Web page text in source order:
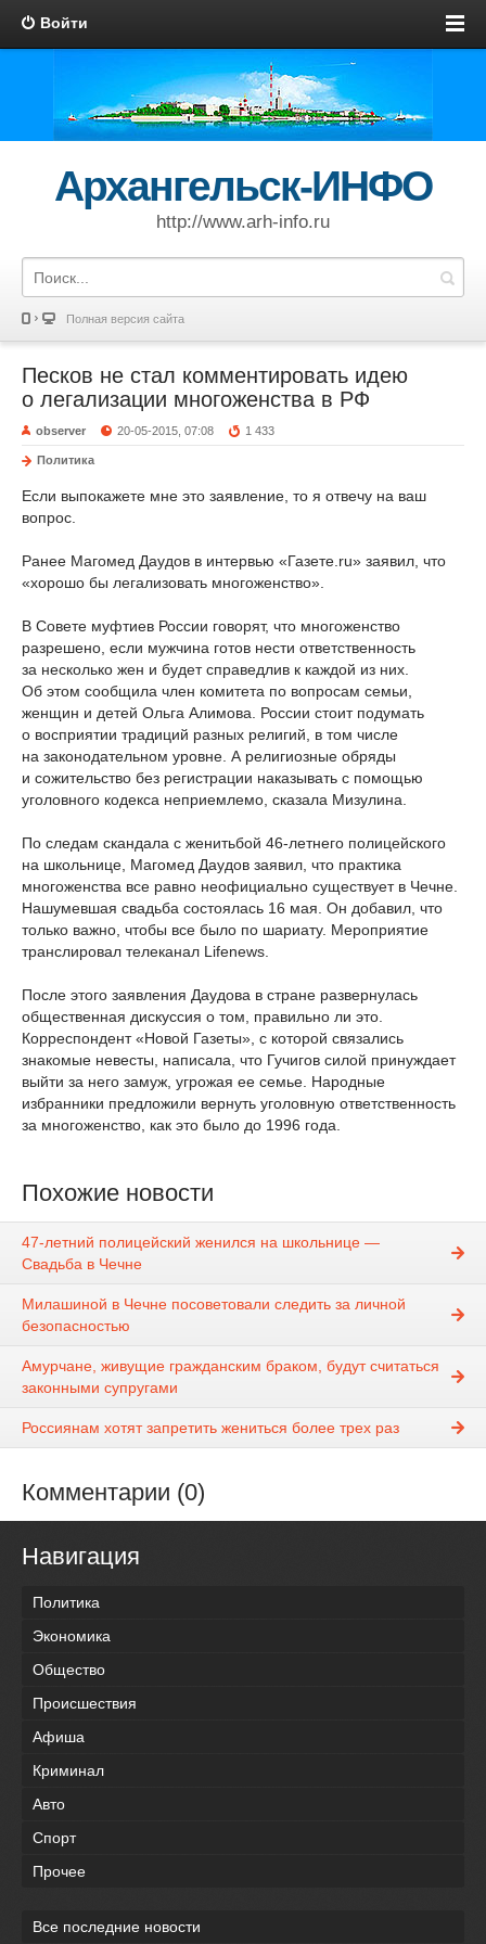
Войти
Архангельск-ИНФО
http://www.arh-info.ru
Полная версия сайта
Песков не стал комментировать идею
о легализации многоженства в РФ
observer 20-05-2015, 07:08 1 433
Политика
Если выпокажете мне это заявление, то я отвечу на ваш
вопрос.
Ранее Магомед Даудов в интервью «Газете.ru» заявил, что
«хорошо бы легализовать многоженство».
В Совете муфтиев России говорят, что многоженство
разрешено, если мужчина готов нести ответственность
за несколько жен и будет справедлив к каждой из них.
Об этом сообщила член комитета по вопросам семьи,
женщин и детей Ольга Алимова. России стоит подумать
о восприятии традиций разных религий, в том числе
на законодательном уровне. А религиозные обряды
и сожительство без регистрации наказывать с помощью
уголовного кодекса неприемлемо, сказала Мизулина.
По следам скандала с женитьбой 46-летнего полицейского
на школьнице, Магомед Даудов заявил, что практика
многоженства все равно неофициально существует в Чечне.
Нашумевшая свадьба состоялась 16 мая. Он добавил, что
только важно, чтобы все было по шариату. Мероприятие
транслировал телеканал Lifenews.
После этого заявления Даудова в стране развернулась
общественная дискуссия о том, правильно ли это.
Корреспондент «Новой Газеты», с которой связались
знакомые невесты, написала, что Гучигов силой принуждает
выйти за него замуж, угрожая ее семье. Народные
избранники предложили вернуть уголовную ответственность
за многоженство, как это было до 1996 года.
Похожие новости
47-летний полицейский женился на школьнице —
Свадьба в Чечне
Милашиной в Чечне посоветовали следить за личной
безопасностью
Амурчане, живущие гражданским браком, будут считаться
законными супругами
Россиянам хотят запретить жениться более трех раз
Комментарии (0)
Навигация
Политика
Экономика
Общество
Происшествия
Афиша
Криминал
Авто
Спорт
Прочее
Все последние новости